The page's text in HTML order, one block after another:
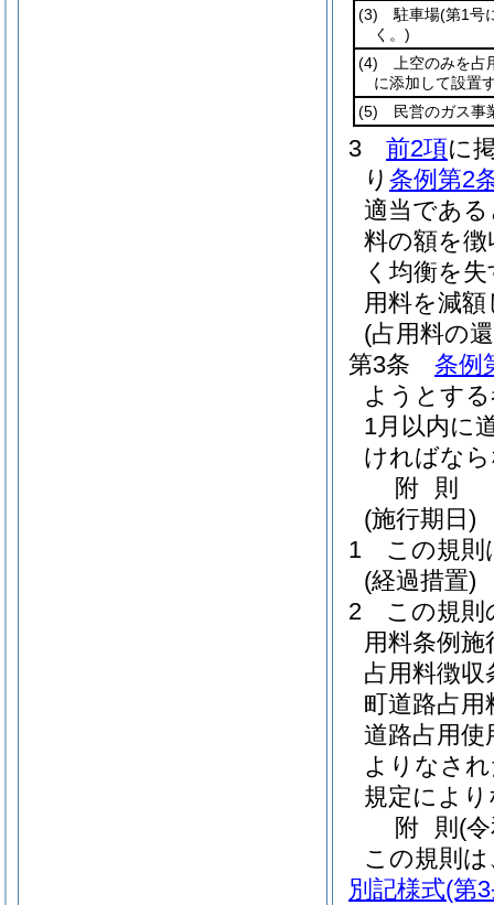
(3) 駐車場(第1号
く。)
(4) 上空のみを占
に添加して設置
(5) 民営のガス事
3 前2項に
り 条例第2
適当であ
料の額を
く均衡を
用料を減
(占用料の
第3条
条例
ようとす
1月以内に
ければな
附 則
(施行期日)
1
この規則
(経過措置)
2
この規則
用料条例施
占用料徴収
町道路占用
道路占用使
よりなさ
規定によ
附 則 (
この規則
別記様式(第